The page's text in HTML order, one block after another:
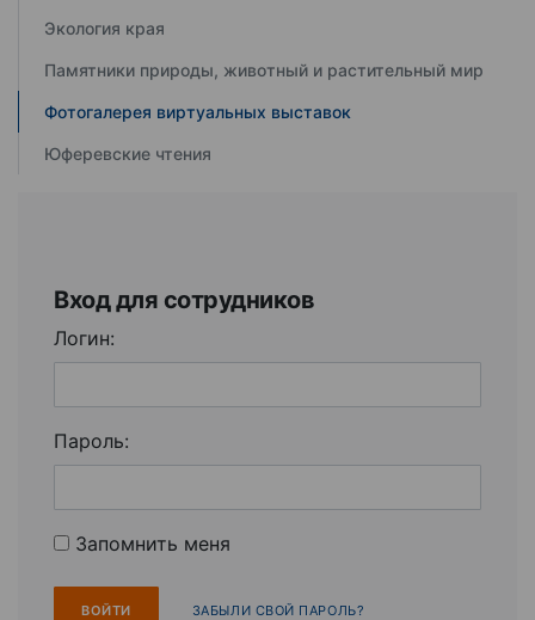
Экология края
Памятники природы, животный и растительный мир
Фотогалерея виртуальных выставок
Юферевские чтения
Вход для сотрудников
Логин:
Пароль:
Запомнить меня
ЗАБЫЛИ СВОЙ ПАРОЛЬ?